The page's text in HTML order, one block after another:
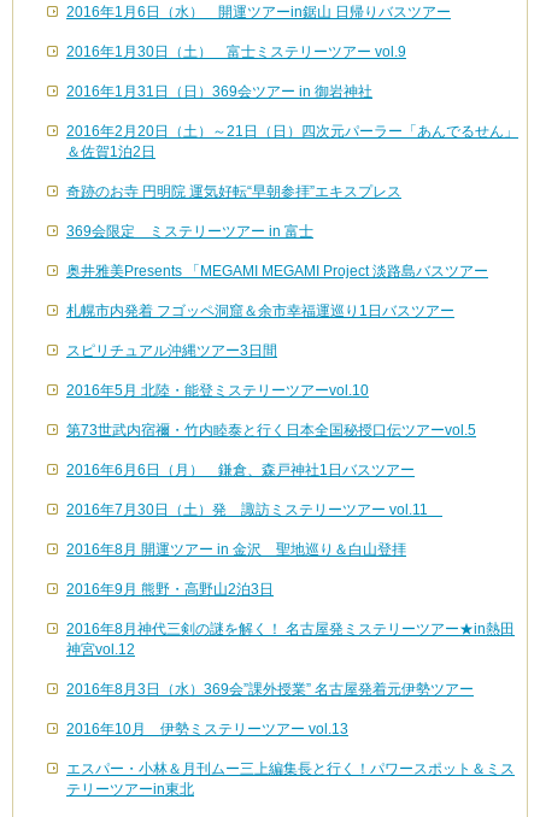
2016年1月6日（水） 開運ツアーin鋸山 日帰りバスツアー
2016年1月30日（土） 富士ミステリーツアー vol.9
2016年1月31日（日）369会ツアー in 御岩神社
2016年2月20日（土）～21日（日）四次元パーラー「あんでるせん」
＆佐賀1泊2日
奇跡のお寺 円明院 運気好転“早朝参拝”エキスプレス
369会限定 ミステリーツアー in 富士
奥井雅美Presents 「MEGAMI MEGAMI Project 淡路島バスツアー
札幌市内発着 フゴッペ洞窟＆余市幸福運巡り1日バスツアー
スピリチュアル沖縄ツアー3日間
2016年5月 北陸・能登ミステリーツアーvol.10
第73世武内宿禰・竹内睦泰と行く日本全国秘授口伝ツアーvol.5
2016年6月6日（月） 鎌倉、森戸神社1日バスツアー
2016年7月30日（土）発 諏訪ミステリーツアー vol.11
2016年8月 開運ツアー in 金沢 聖地巡り＆白山登拝
2016年9月 熊野・高野山2泊3日
2016年8月神代三剣の謎を解く！ 名古屋発ミステリーツアー★in熱田
神宮vol.12
2016年8月3日（水）369会”課外授業” 名古屋発着元伊勢ツアー
2016年10月 伊勢ミステリーツアー vol.13
エスパー・小林＆月刊ムー三上編集長と行く！パワースポット＆ミス
テリーツアーin東北